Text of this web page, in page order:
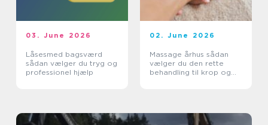
03. June 2026
Låsesmed bagsværd
sådan vælger du tryg og
professionel hjælp
02. June 2026
Massage århus sådan
vælger du den rette
behandling til krop og